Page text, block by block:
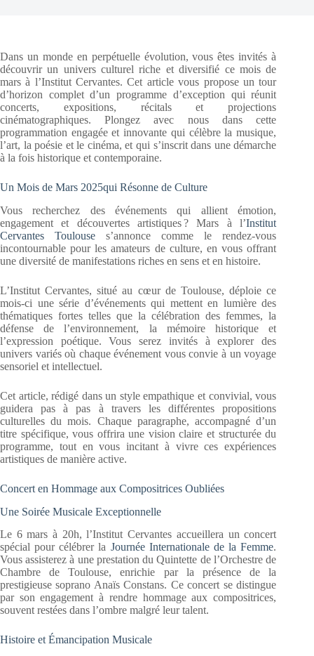
Dans un monde en perpétuelle évolution, vous êtes invités à
découvrir un univers culturel riche et diversifié ce mois de
mars à l’Institut Cervantes. Cet article vous propose un tour
d’horizon complet d’un programme d’exception qui réunit
concerts, expositions, récitals et projections
cinématographiques. Plongez avec nous dans cette
programmation engagée et innovante qui célèbre la musique,
l’art, la poésie et le cinéma, et qui s’inscrit dans une démarche
à la fois historique et contemporaine.
Un Mois de Mars 2025qui Résonne de Culture
Vous recherchez des événements qui allient émotion,
engagement et découvertes artistiques ? Mars à l’Institut
Cervantes Toulouse s’annonce comme le rendez-vous
incontournable pour les amateurs de culture, en vous offrant
une diversité de manifestations riches en sens et en histoire.
L’Institut Cervantes, situé au cœur de Toulouse, déploie ce
mois-ci une série d’événements qui mettent en lumière des
thématiques fortes telles que la célébration des femmes, la
défense de l’environnement, la mémoire historique et
l’expression poétique. Vous serez invités à explorer des
univers variés où chaque événement vous convie à un voyage
sensoriel et intellectuel.
Cet article, rédigé dans un style empathique et convivial, vous
guidera pas à pas à travers les différentes propositions
culturelles du mois. Chaque paragraphe, accompagné d’un
titre spécifique, vous offrira une vision claire et structurée du
programme, tout en vous incitant à vivre ces expériences
artistiques de manière active.
Concert en Hommage aux Compositrices Oubliées
Une Soirée Musicale Exceptionnelle
Le 6 mars à 20h, l’Institut Cervantes accueillera un concert
spécial pour célébrer la Journée Internationale de la Femme.
Vous assisterez à une prestation du Quintette de l’Orchestre de
Chambre de Toulouse, enrichie par la présence de la
prestigieuse soprano Anaïs Constans. Ce concert se distingue
par son engagement à rendre hommage aux compositrices,
souvent restées dans l’ombre malgré leur talent.
Histoire et Émancipation Musicale